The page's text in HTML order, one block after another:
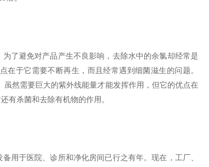
避免对产品产生不良影响，去除水中的余氯却经常是
于它需要不断再生，而且经常遇到细菌滋生的问题。
然需要巨大的紫外线能量才能发挥作用，但它的优点在
有杀菌和去除有机物的作用。
于医院、诊所和净化房间已行之有年。现在，工厂、